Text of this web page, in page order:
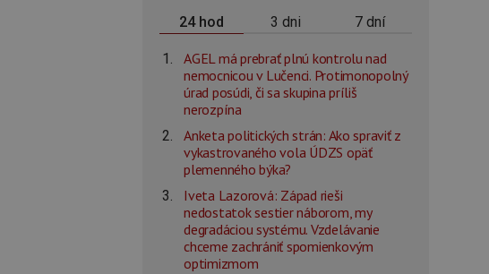
24 hod 3 dni 7 dní
AGEL má prebrať plnú kontrolu nad
nemocnicou v Lučenci. Protimonopolný
úrad posúdi, či sa skupina príliš
nerozpína
Anketa politických strán: Ako spraviť z
vykastrovaného vola ÚDZS opäť
plemenného býka?
Iveta Lazorová: Západ rieši
nedostatok sestier náborom, my
degradáciou systému. Vzdelávanie
chceme zachrániť spomienkovým
optimizmom